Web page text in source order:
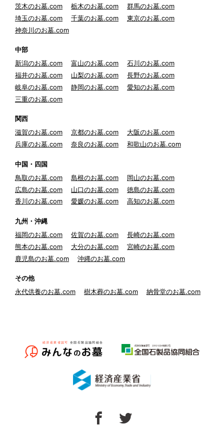
茨木のお墓.com
栃木のお墓.com
群馬のお墓.com
埼玉のお墓.com
千葉のお墓.com
東京のお墓.com
神奈川のお墓.com
中部
新潟のお墓.com
富山のお墓.com
石川のお墓.com
福井のお墓.com
山梨のお墓.com
長野のお墓.com
岐阜のお墓.com
静岡のお墓.com
愛知のお墓.com
三重のお墓.com
関西
滋賀のお墓.com
京都のお墓.com
大阪のお墓.com
兵庫のお墓.com
奈良のお墓.com 和歌山のお墓.com
中国・四国
鳥取のお墓.com
島根のお墓.com
岡山のお墓.com
広島のお墓.com
山口のお墓.com
徳島のお墓.com
香川のお墓.com
愛媛のお墓.com 高知のお墓.com
九州・沖縄
福岡のお墓.com
佐賀のお墓.com
長崎のお墓.com
熊本のお墓.com
大分のお墓.com
宮崎のお墓.com
鹿児島のお墓.com
沖縄のお墓.com
その他
永代供養のお墓.com
樹木葬のお墓.com 納骨堂のお墓.com